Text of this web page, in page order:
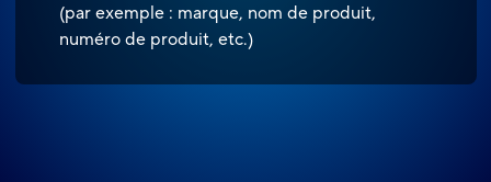
(par exemple : marque, nom de produit,
numéro de produit, etc.)